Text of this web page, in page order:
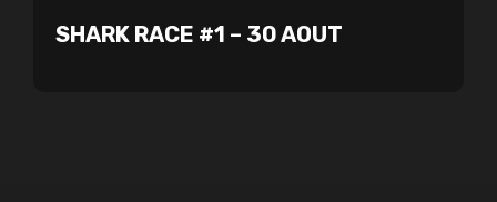
SHARK RACE #1 – 30 AOUT